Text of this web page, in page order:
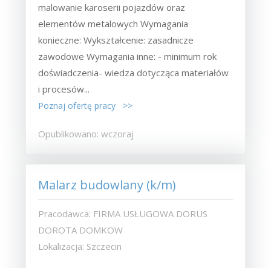
malowanie karoserii pojazdów oraz
elementów metalowych Wymagania
konieczne: Wykształcenie: zasadnicze
zawodowe Wymagania inne: - minimum rok
doświadczenia- wiedza dotycząca materiałów
i procesów...
Poznaj ofertę pracy >>
Opublikowano: wczoraj
Malarz budowlany (k/m)
Pracodawca: FIRMA USŁUGOWA DORUS
DOROTA DOMKOW
Lokalizacja: Szczecin